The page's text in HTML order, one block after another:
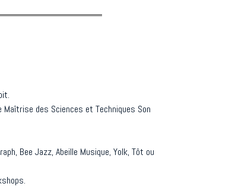
des Sciences et Techniques Son
Bee Jazz, Abeille Musique, Yolk, Tôt ou